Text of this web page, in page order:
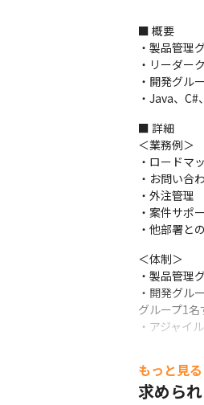
■ 概要
・製品管理
・リーダー
・開発グル
・Java、
■ 詳細
＜業務例＞
・ロードマ
・お問い合
・外注管理
・案件サポ
・他部署と
＜体制＞
・製品管理
・開発グル
グループ1名
・アジャイ
・グループ
・Zoomや
もっと見る
求めら